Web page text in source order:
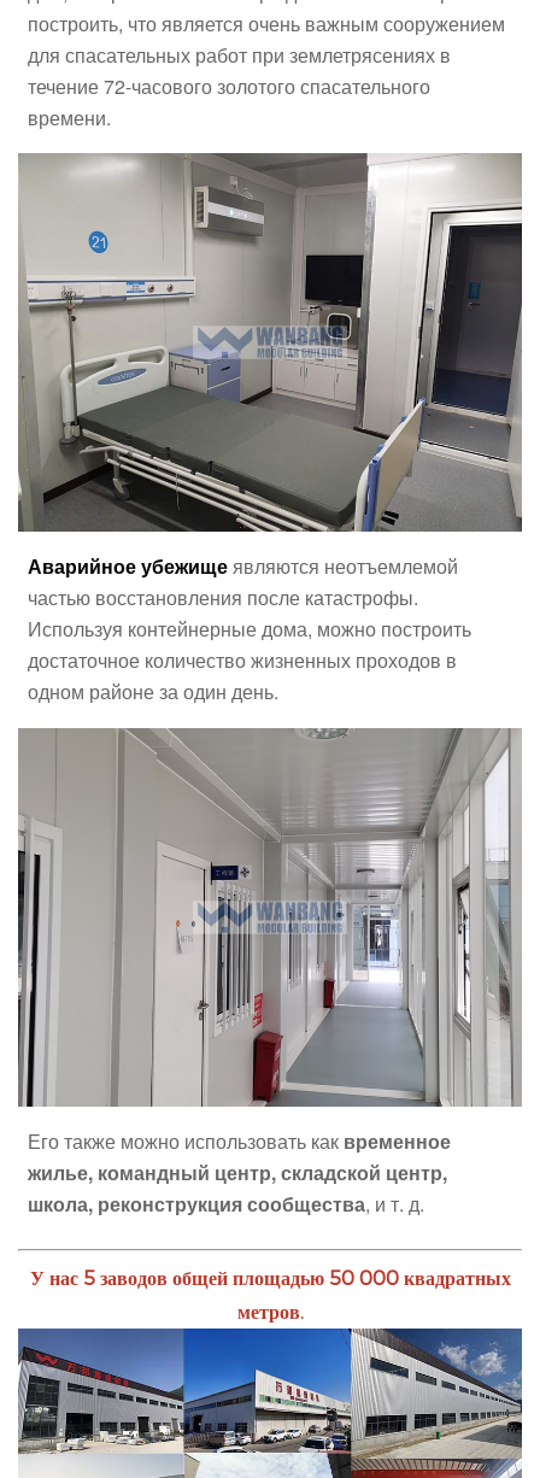
построить, что является очень важным сооружением
для спасательных работ при землетрясениях в
течение 72-часового золотого спасательного
времени.
Аварийное убежищеявляются неотъемлемой
частью восстановления после катастрофы.
Используя контейнерные дома, можно построить
достаточное количество жизненных проходов в
одном районе за один день.
Его также можно использовать как временное
жилье, командный центр, складской центр,
школа, реконструкция сообщества, и т. д.
У нас 5 заводов общей площадью 50 000 квадратных
метров.